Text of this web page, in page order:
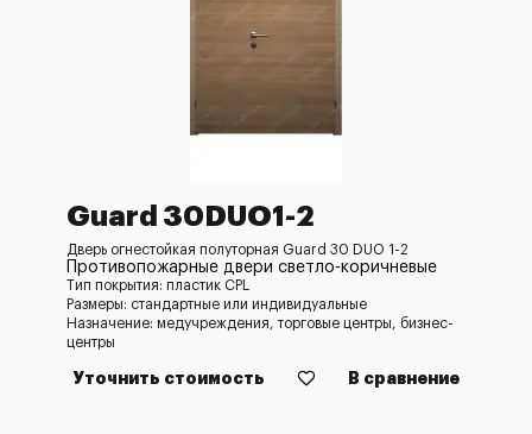
Guard 30DUO1-2
Дверь огнестойкая полуторная Guard 30 DUO 1-2
Противопожарные двери светло-коричневые
Тип покрытия: пластик CPL
Размеры: стандартные или индивидуальные
Назначение: медучреждения, торговые центры, бизнес-
центры
Уточнить стоимость В сравнение